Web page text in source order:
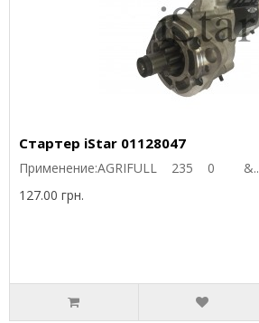
Стартер iStar 01128047
Применение:AGRIFULL 235 0 &..
127.00 грн.